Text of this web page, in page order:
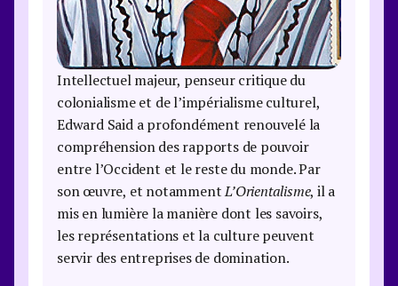
Intellectuel majeur, penseur critique du
colonialisme et de l’impérialisme culturel,
Edward Said a profondément renouvelé la
compréhension des rapports de pouvoir
entre l’Occident et le reste du monde. Par
son œuvre, et notammentL’Orientalisme, il a
mis en lumière la manière dont les savoirs,
les représentations et la culture peuvent
servir des entreprises de domination.